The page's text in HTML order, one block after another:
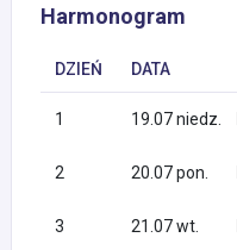
Harmonogram
DZIEŃ DATA
1 19.07 niedz.
2 20.07 pon.
3 21.07 wt.